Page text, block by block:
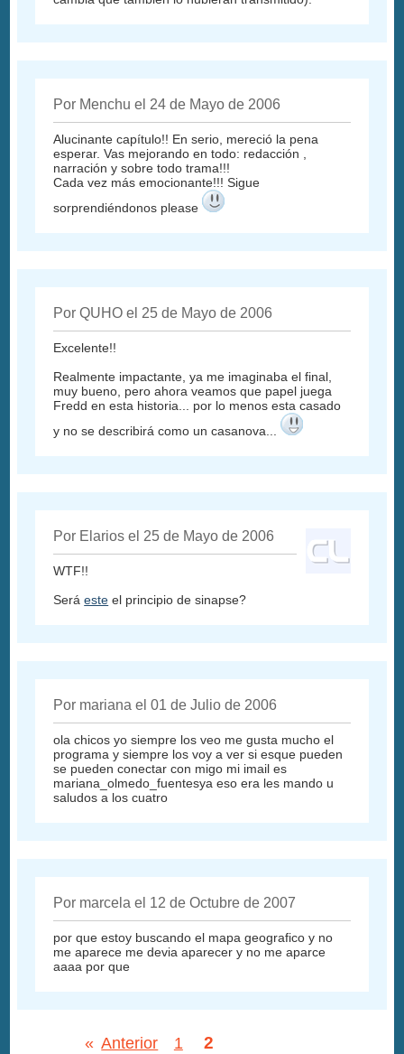
Por Menchu el 24 de Mayo de 2006
Alucinante capítulo!! En serio, mereció la pena
esperar. Vas mejorando en todo: redacción ,
narración y sobre todo trama!!!
Cada vez más emocionante!!! Sigue
sorprendiéndonos please
Por QUHO el 25 de Mayo de 2006
Excelente!!
Realmente impactante, ya me imaginaba el final,
muy bueno, pero ahora veamos que papel juega
Fredd en esta historia... por lo menos esta casado
y no se describirá como un casanova...
Por Elarios el 25 de Mayo de 2006
WTF!!
Seráeste el principio de sinapse?
Por mariana el 01 de Julio de 2006
ola chicos yo siempre los veo me gusta mucho el
programa y siempre los voy a ver si esque pueden
se pueden conectar con migo mi imail es
mariana_olmedo_fuentesya eso era les mando u
saludos a los cuatro
Por marcela el 12 de Octubre de 2007
por que estoy buscando el mapa geografico y no
me aparece me devia aparecer y no me aparce
aaaa por que
« Anterior 1 2